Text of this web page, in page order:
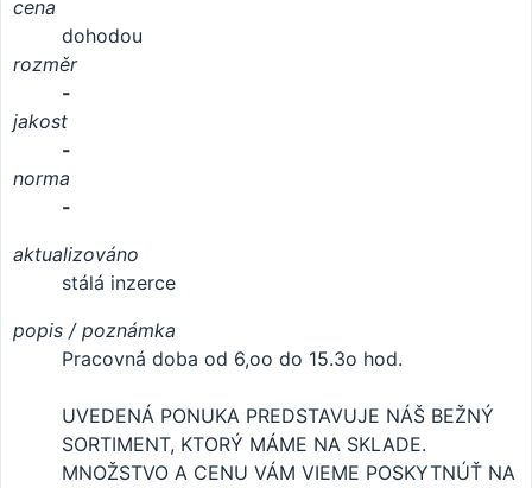
cena
dohodou
rozměr
-
jakost
-
norma
-
aktualizováno
stálá inzerce
popis / poznámka
Pracovná doba od 6,oo do 15.3o hod.
UVEDENÁ PONUKA PREDSTAVUJE NÁŠ BEŽNÝ
SORTIMENT, KTORÝ MÁME NA SKLADE.
MNOŽSTVO A CENU VÁM VIEME POSKYTNÚŤ NA